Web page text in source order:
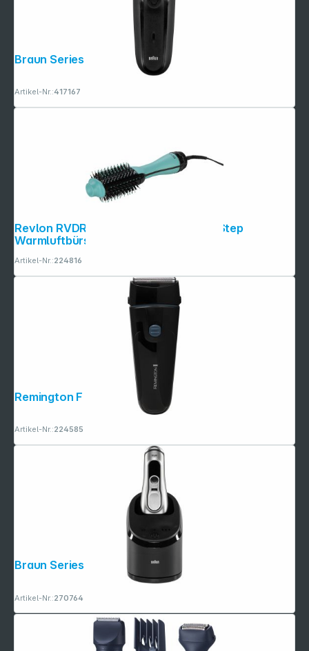
Braun Series 3 300s
Artikel-Nr.:417167
Revlon RVDR 5222 E Mint Salon One-Step
Warmluftbürste
Artikel-Nr.:224816
Remington F 1000 schwarz Rasierer
Artikel-Nr.:224585
Braun Series 9 Pro+ 9655cc
Artikel-Nr.:270764